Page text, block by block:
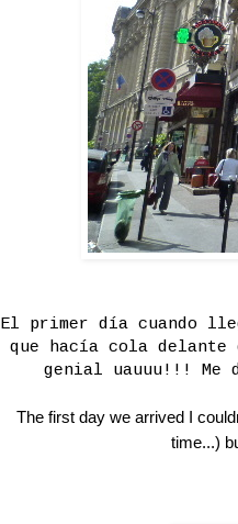
El primer día cuando
que hacía cola
genial uauuu!!! Me
The first day we arrived I
time...)